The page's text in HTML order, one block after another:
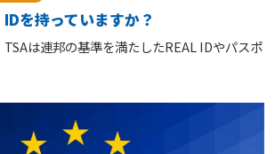
IDを持っていますか？
は連邦の基準を満たしたREAL IDやパスポ